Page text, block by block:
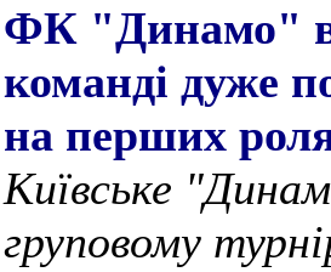
ФК "Динамо"
команді дуже
на перших
Київське
груповому